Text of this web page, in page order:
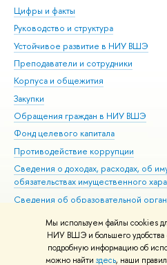
Мы используем файлы cookies
НИУ ВШЭ и большего удобства
подробную информацию об
можно найти здесь, наши
Цифры и факты
Руководство и структура
Устойчивое развитие в НИУ ВШЭ
Преподаватели и сотрудники
Корпуса и общежития
Закупки
Обращения граждан в НИУ ВШЭ
Фонд целевого капитала
Противодействие коррупции
Сведения о доходах, расходах, об
обязательствах имущественного
Сведения об образовательной
Людям с ограниченными
Единая платежная страница
Работа в Вышке